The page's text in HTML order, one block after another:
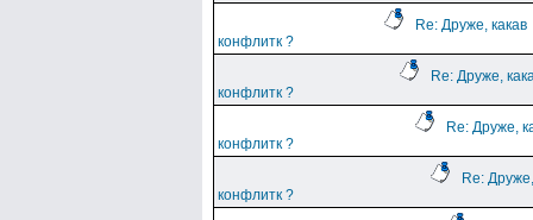
Re: Друже, какав
конфлитк ?
Re: Друже,
конфлитк ?
Re: Друже,
конфлитк ?
Re:
конфлитк ?